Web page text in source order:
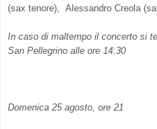
(sax tenore), Alessandro Creola
In caso di maltempo il concerto si
San Pellegrino alle ore 14:30
Domenica 25 agosto, ore 21